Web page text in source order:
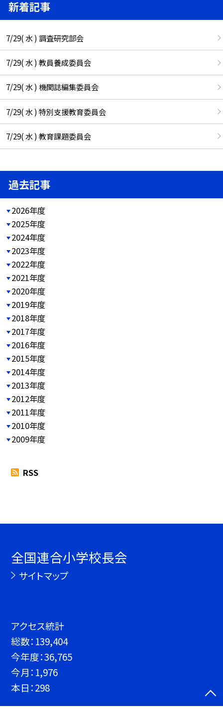
新着記事
7/29( 水 ) 調査研究部会
7/29( 水 ) 教員養成委員会
7/29( 水 ) 機関誌編集委員会
7/29( 水 ) 特別支援教育委員会
7/29( 水 ) 教育課題委員会
過去記事
2026年度
2025年度
2024年度
2023年度
2022年度
2021年度
2020年度
2019年度
2018年度
2017年度
2016年度
2015年度
2014年度
2013年度
2012年度
2011年度
2010年度
2009年度
RSS
全国連合小学校長会
サイトマップ
アクセス統計
総数： 139,404
今年度：36,765
今月： 1,976
本日：298